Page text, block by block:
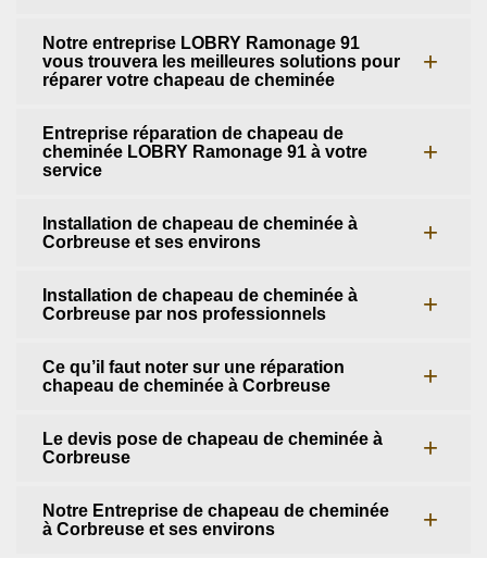
Notre entreprise LOBRY Ramonage 91
vous trouvera les meilleures solutions pour
réparer votre chapeau de cheminée
Entreprise réparation de chapeau de
cheminée LOBRY Ramonage 91 à votre
service
Installation de chapeau de cheminée à
Corbreuse et ses environs
Installation de chapeau de cheminée à
Corbreuse par nos professionnels
Ce qu’il faut noter sur une réparation
chapeau de cheminée à Corbreuse
Le devis pose de chapeau de cheminée à
Corbreuse
Notre Entreprise de chapeau de cheminée
à Corbreuse et ses environs